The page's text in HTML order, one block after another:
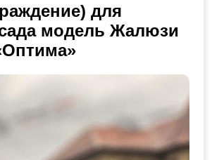
для
сада модель Жалюзи